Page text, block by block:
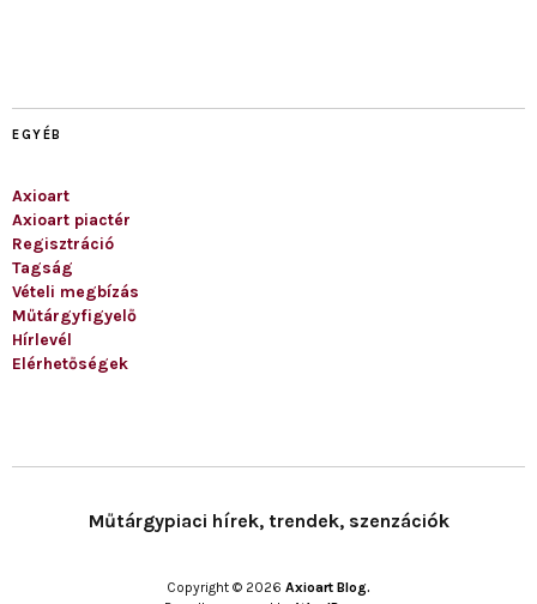
EGYÉB
Axioart
Axioart piactér
Regisztráció
Tagság
Vételi megbízás
Műtárgyfigyelő
Hírlevél
Elérhetőségek
Műtárgypiaci hírek, trendek, szenzációk
Copyright © 2026 Axioart Blog.